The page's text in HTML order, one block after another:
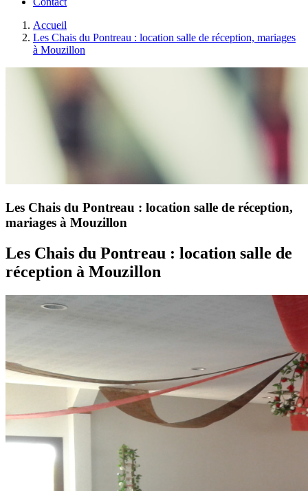
Accueil
Les Chais du Pontreau : location salle de réception, mariages
à Mouzillon
Les Chais du Pontreau : location salle de réception,
mariages à Mouzillon
Les Chais du Pontreau : location salle de
réception à Mouzillon